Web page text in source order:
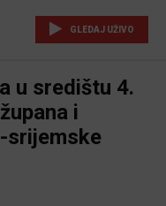
GLEDAJ UŽIVO
u središtu 4.
i
srijemske